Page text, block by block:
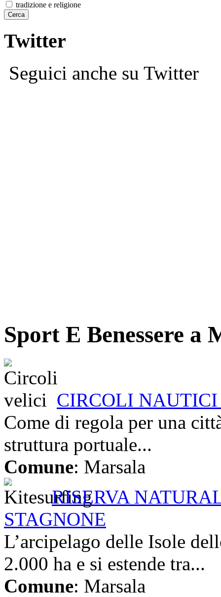
tradizione e religione
Twitter
Seguici anche su Twitter
Sport E Benessere a
CIRCOLI
Come di regola per una
struttura portuale...
Comune: Marsala
RISERVA
STAGNONE
L’arcipelago delle Isole
2.000 ha e si estende tra...
Comune: Marsala